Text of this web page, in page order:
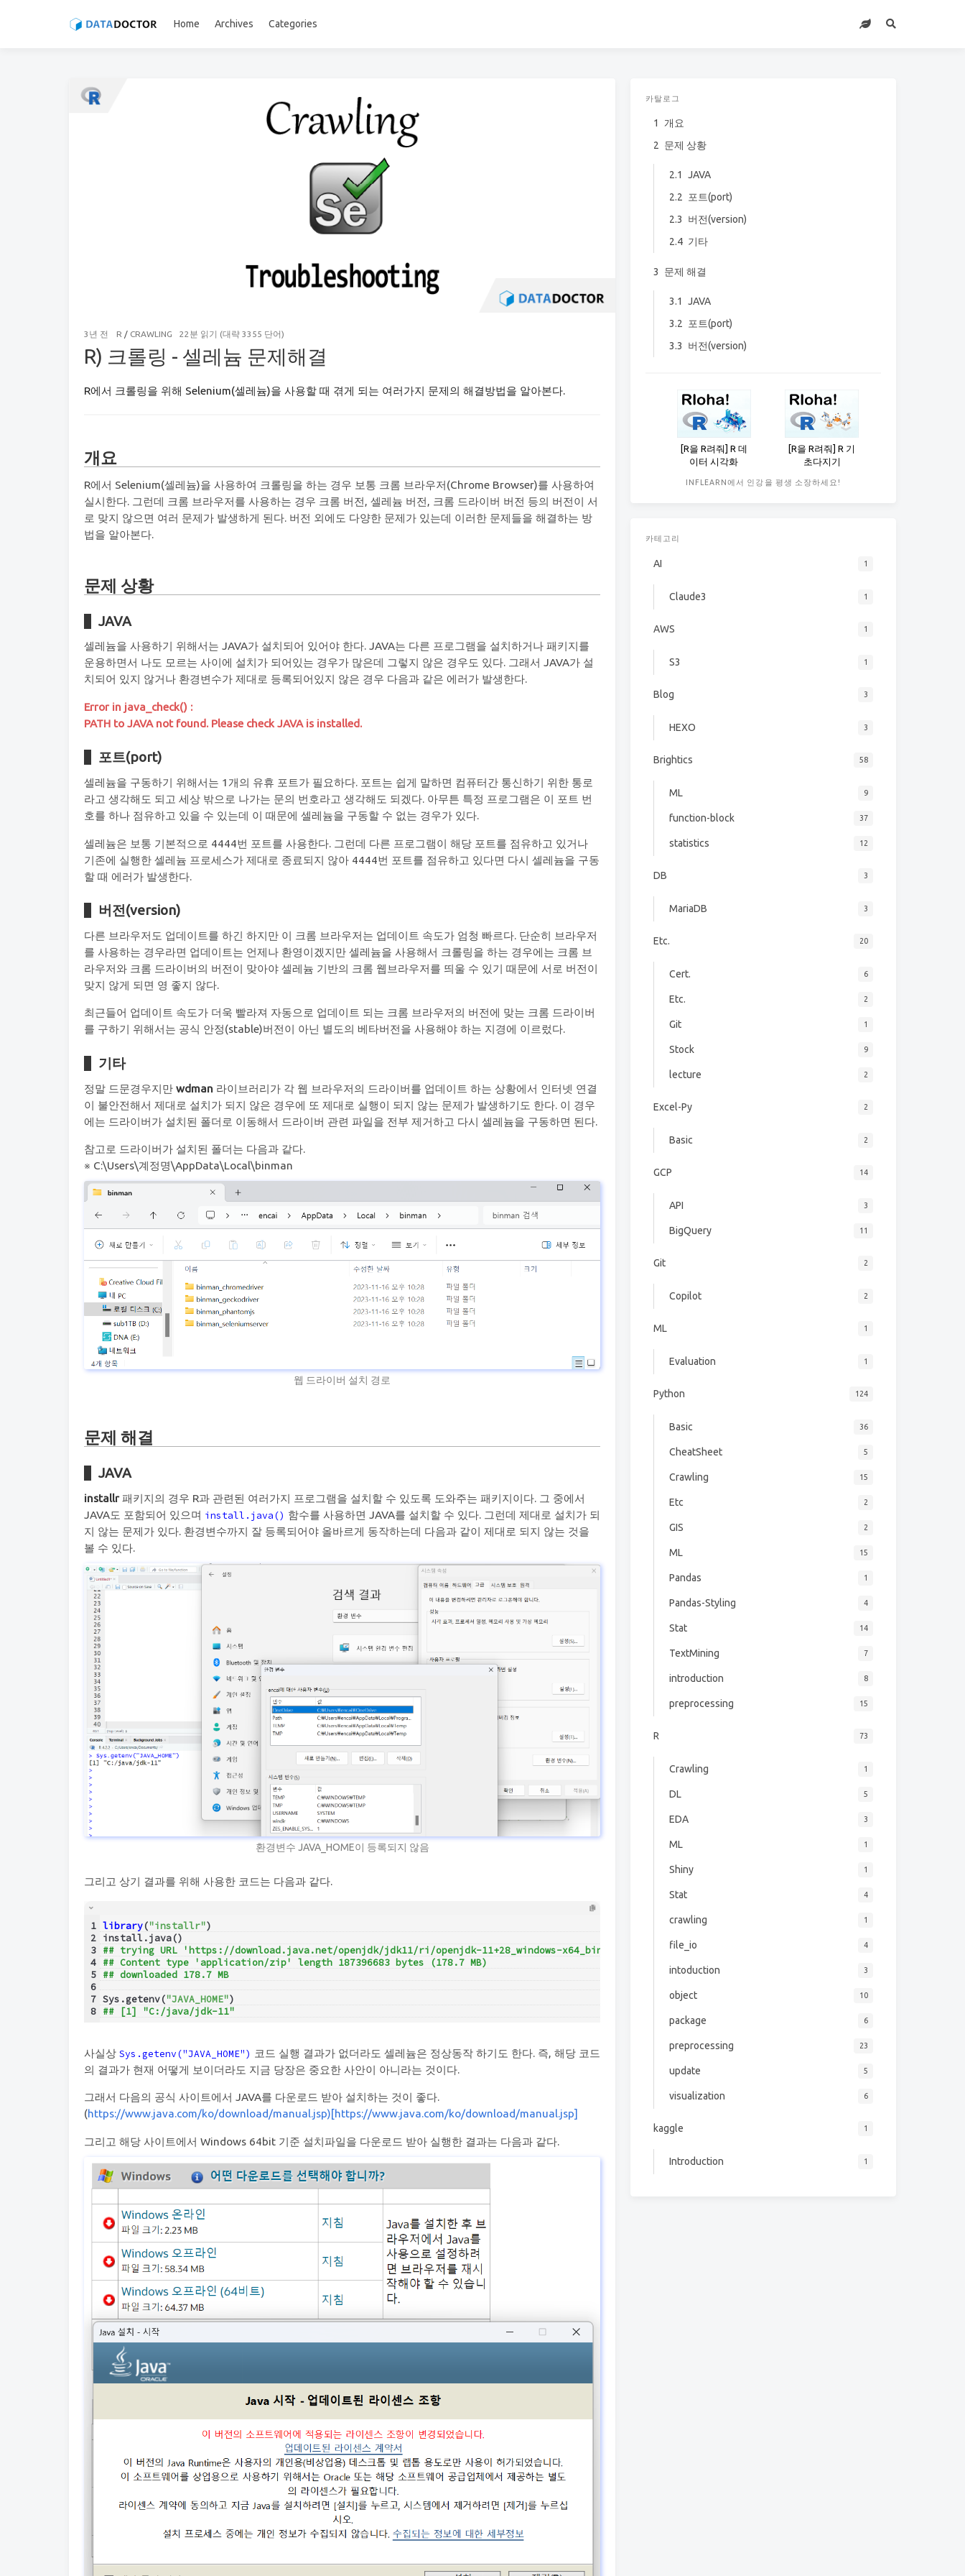
Home Archives Categories
3년 전 R / CRAWLING 22분 읽기 (대략 3355 단어)
R) 크롤링 - 셀레늄 문제해결
R에서 크롤링을 위해 Selenium(셀레늄)을 사용할 때 겪게 되는 여러가지 문제의 해결방법을 알아본다.
개요
R에서 Selenium(셀레늄)을 사용하여 크롤링을 하는 경우 보통 크롬 브라우저(Chrome Browser)를 사용하여
실시한다. 그런데 크롬 브라우저를 사용하는 경우 크롬 버전, 셀레늄 버전, 크롬 드라이버 버전 등의 버전이 서
로 맞지 않으면 여러 문제가 발생하게 된다. 버전 외에도 다양한 문제가 있는데 이러한 문제들을 해결하는 방
법을 알아본다.
문제 상황
JAVA
셀레늄을 사용하기 위해서는 JAVA가 설치되어 있어야 한다. JAVA는 다른 프로그램을 설치하거나 패키지를
운용하면서 나도 모르는 사이에 설치가 되어있는 경우가 많은데 그렇지 않은 경우도 있다. 그래서 JAVA가 설
치되어 있지 않거나 환경변수가 제대로 등록되어있지 않은 경우 다음과 같은 에러가 발생한다.
Error in java_check() :
PATH to JAVA not found. Please check JAVA is installed.
포트(port)
셀레늄을 구동하기 위해서는 1개의 유휴 포트가 필요하다. 포트는 쉽게 말하면 컴퓨터간 통신하기 위한 통로
라고 생각해도 되고 세상 밖으로 나가는 문의 번호라고 생각해도 되겠다. 아무튼 특정 프로그램은 이 포트 번
호를 하나 점유하고 있을 수 있는데 이 때문에 셀레늄을 구동할 수 없는 경우가 있다.
셀레늄은 보통 기본적으로 4444번 포트를 사용한다. 그런데 다른 프로그램이 해당 포트를 점유하고 있거나
기존에 실행한 셀레늄 프로세스가 제대로 종료되지 않아 4444번 포트를 점유하고 있다면 다시 셀레늄을 구동
할 때 에러가 발생한다.
버전(version)
다른 브라우저도 업데이트를 하긴 하지만 이 크롬 브라우저는 업데이트 속도가 엄청 빠르다. 단순히 브라우저
를 사용하는 경우라면 업데이트는 언제나 환영이겠지만 셀레늄을 사용해서 크롤링을 하는 경우에는 크롬 브
라우저와 크롬 드라이버의 버전이 맞아야 셀레늄 기반의 크롬 웹브라우저를 띄울 수 있기 때문에 서로 버전이
맞지 않게 되면 영 좋지 않다.
최근들어 업데이트 속도가 더욱 빨라져 자동으로 업데이트 되는 크롬 브라우저의 버전에 맞는 크롬 드라이버
를 구하기 위해서는 공식 안정(stable)버전이 아닌 별도의 베타버전을 사용해야 하는 지경에 이르렀다.
기타
정말 드문경우지만 wdman 라이브러리가 각 웹 브라우저의 드라이버를 업데이트 하는 상황에서 인터넷 연결
이 불안전해서 제대로 설치가 되지 않은 경우에 또 제대로 실행이 되지 않는 문제가 발생하기도 한다. 이 경우
에는 드라이버가 설치된 폴더로 이동해서 드라이버 관련 파일을 전부 제거하고 다시 셀레늄을 구동하면 된다.
참고로 드라이버가 설치된 폴더는 다음과 같다.
※ C:\Users\계정명\AppData\Local\binman
웹 드라이버 설치 경로
문제 해결
JAVA
installr패키지의 경우 R과 관련된 여러가지 프로그램을 설치할 수 있도록 도와주는 패키지이다. 그 중에서
JAVA도 포함되어 있으며 install.java() 함수를 사용하면 JAVA를 설치할 수 있다. 그런데 제대로 설치가 되
지 않는 문제가 있다. 환경변수까지 잘 등록되어야 올바르게 동작하는데 다음과 같이 제대로 되지 않는 것을
볼 수 있다.
환경변수 JAVA_HOME이 등록되지 않음
그리고 상기 결과를 위해 사용한 코드는 다음과 같다.
1
2
3
4
5
6
7
8
library("installr")
install.java()
## trying URL 'https://download.java.net/openjdk/jdk11/ri/openjdk-11+28_windows-x64_bin.zip'
## Content type 'application/zip' length 187396683 bytes (178.7 MB)
## downloaded 178.7 MB
Sys.getenv("JAVA_HOME")
## [1] "C:/java/jdk-11"
사실상 Sys.getenv("JAVA_HOME") 코드 실행 결과가 없더라도 셀레늄은 정상동작 하기도 한다. 즉, 해당 코드
의 결과가 현재 어떻게 보이더라도 지금 당장은 중요한 사안이 아니라는 것이다.
그래서 다음의 공식 사이트에서 JAVA를 다운로드 받아 설치하는 것이 좋다.
(https://www.java.com/ko/download/manual.jsp)[https://www.java.com/ko/download/manual.jsp]
그리고 해당 사이트에서 Windows 64bit 기준 설치파일을 다운로드 받아 실행한 결과는 다음과 같다.
카탈로그
1
개요
2 문제 상황
2.1
JAVA
2.2
포트(port)
2.3
버전(version)
2.4 기타
3 문제 해결
3.1
JAVA
3.2
포트(port)
3.3
버전(version)
[R을 R려줘] R 데
이터 시각화
[R을 R려줘] R 기
초다지기
INFLEARN에서 인강을 평생 소장하세요!
카테고리
AI 1
Claude3 1
AWS 1
S3 1
Blog 3
HEXO 3
Brightics 58
ML 9
function-block 37
statistics 12
DB 3
MariaDB 3
Etc. 20
Cert. 6
Etc. 2
Git 1
Stock 9
lecture 2
Excel-Py 2
Basic 2
GCP 14
API 3
BigQuery 11
Git 2
Copilot 2
ML 1
Evaluation 1
Python 124
Basic 36
CheatSheet 5
Crawling 15
Etc 2
GIS 2
ML 15
Pandas 1
Pandas-Styling 4
Stat 14
TextMining 7
introduction 8
preprocessing 15
R 73
Crawling 1
DL 5
EDA 3
ML 1
Shiny 1
Stat 4
crawling 1
file_io 4
intoduction 3
object 10
package 6
preprocessing 23
update 5
visualization 6
kaggle 1
Introduction 1